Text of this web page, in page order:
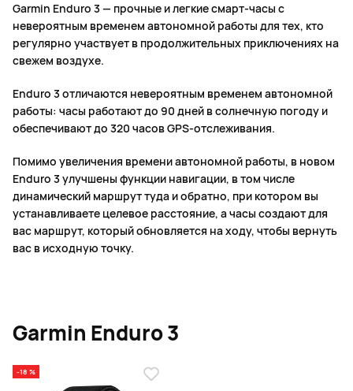
Garmin Enduro 3 — прочные и легкие смарт-часы с
невероятным временем автономной работы для тех, кто
регулярно участвует в продолжительных приключениях на
свежем воздухе.
Enduro 3 отличаются невероятным временем автономной
работы: часы работают до 90 дней в солнечную погоду и
обеспечивают до 320 часов GPS-отслеживания.
Помимо увеличения времени автономной работы, в новом
Enduro 3 улучшены функции навигации, в том числе
динамический маршрут туда и обратно, при котором вы
устанавливаете целевое расстояние, а часы создают для
вас маршрут, который обновляется на ходу, чтобы вернуть
вас в исходную точку.
Garmin Enduro 3
-18 %